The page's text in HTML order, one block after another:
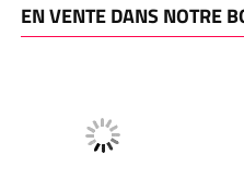
EN VENTE DANS NOTRE